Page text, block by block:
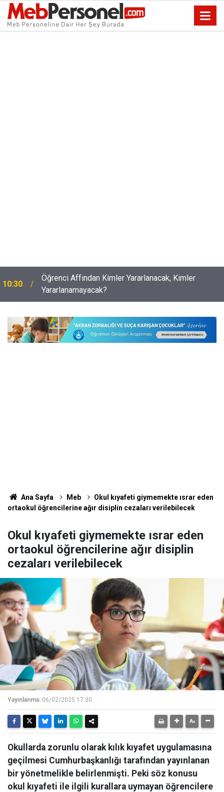
10:30
Öğrenci Affından Kimler Yararlanacak, Kimler
Yararlanamayacak?
Ana Sayfa Meb
Okul kıyafeti giymemekte ısrar eden
ortaokul öğrencilerine ağır disiplin cezaları verilebilecek
Okul kıyafeti giymemekte ısrar eden
ortaokul öğrencilerine ağır disiplin
cezaları verilebilecek
Yayınlanma: 06/02/2025 17:30
Okullarda zorunlu olarak kılık kıyafet uygulamasına
geçilmesi Cumhurbaşkanlığı tarafından yayınlanan
bir yönetmelikle belirlenmişti. Peki söz konusu
okul kıyafeti ile ilgili kurallara uymayan öğrencilere